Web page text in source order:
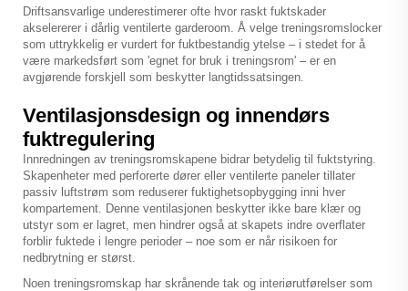
Driftsansvarlige underestimerer ofte hvor raskt fuktskader
akselererer i dårlig ventilerte garderoom. Å velge treningsromslocker
som uttrykkelig er vurdert for fuktbestandig ytelse – i stedet for å
være markedsført som 'egnet for bruk i treningsrom' – er en
avgjørende forskjell som beskytter langtidssatsingen.
Ventilasjonsdesign og innendørs
fuktregulering
Innredningen av treningsromskapene bidrar betydelig til fuktstyring.
Skapenheter med perforerte dører eller ventilerte paneler tillater
passiv luftstrøm som reduserer fuktighetsopbygging inni hver
kompartement. Denne ventilasjonen beskytter ikke bare klær og
utstyr som er lagret, men hindrer også at skapets indre overflater
forblir fuktede i lengre perioder – noe som er når risikoen for
nedbrytning er størst.
Noen treningsromskap har skrånende tak og interiørutførelser som